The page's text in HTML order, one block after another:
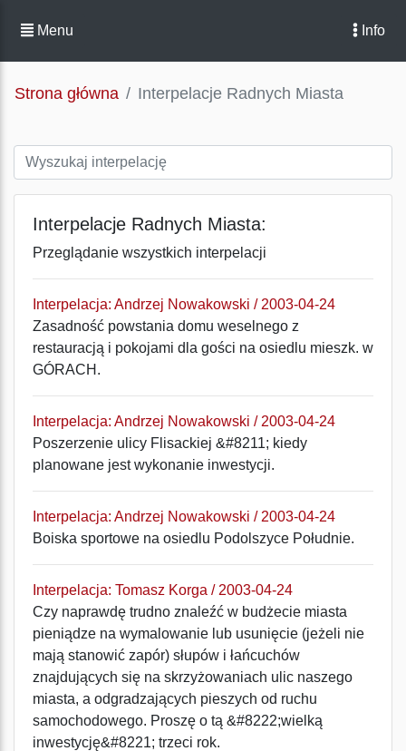
Menu Info
Strona główna Interpelacje Radnych Miasta
Interpelacje Radnych Miasta:
Przeglądanie wszystkich interpelacji
Interpelacja: Andrzej Nowakowski / 2003-04-24
Zasadność powstania domu weselnego z
restauracją i pokojami dla gości na osiedlu mieszk. w
GÓRACH.
Interpelacja: Andrzej Nowakowski / 2003-04-24
Poszerzenie ulicy Flisackiej &#8211; kiedy
planowane jest wykonanie inwestycji.
Interpelacja: Andrzej Nowakowski / 2003-04-24
Boiska sportowe na osiedlu Podolszyce Południe.
Interpelacja: Tomasz Korga / 2003-04-24
Czy naprawdę trudno znaleźć w budżecie miasta
pieniądze na wymalowanie lub usunięcie (jeżeli nie
mają stanowić zapór) słupów i łańcuchów
znajdujących się na skrzyżowaniach ulic naszego
miasta, a odgradzających pieszych od ruchu
samochodowego. Proszę o tą &#8222;wielką
inwestycję&#8221; trzeci rok.